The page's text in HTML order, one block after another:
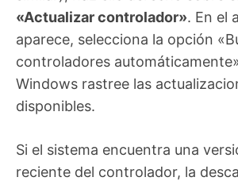
«Actualizar controlador». En el
aparece, selecciona la opción
controladores
Windows rastree las
disponibles.
Si el sistema encuentra una
reciente del controlador, la